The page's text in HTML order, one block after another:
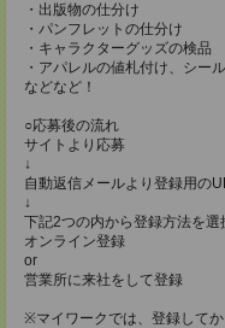
・出版物の仕分け
・パンフレットの仕分け
・キャラクターグッズの検品
・アパレルの値札付け、シー
などなど！
○応募後の流れ
サイトより応募
↓
自動返信メールより登録用の
↓
下記2つの内から登録方法を選
オンライン登録
or
営業所に来社をして登録
※マイワークでは、登録して